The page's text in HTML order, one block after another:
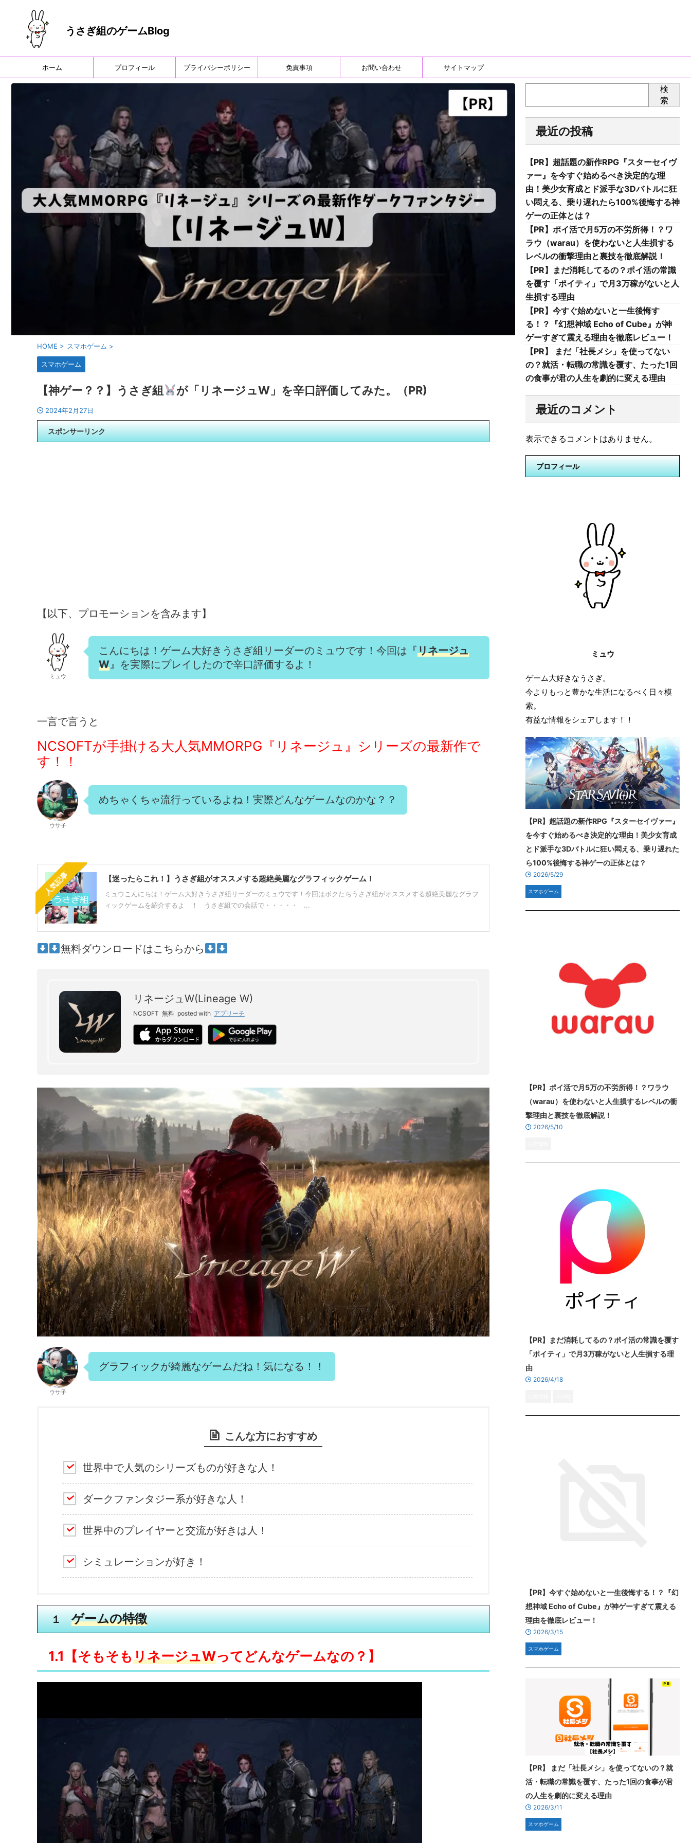
うさぎ組のゲームBlog
ホーム プロフィール プライバシーポリシー 免責事項 お問い合わせ サイトマップ
HOME > スマホゲーム >
スマホゲーム
【神ゲー？？】うさぎ組 が「リネージュW」を辛口評価してみた。（PR)
2024年2月27日
スポンサーリンク
【以下、プロモーションを含みます】
ミュウ
こんにちは！ゲーム大好きうさぎ組リーダーのミュウです！今回は『リネージュ
W』を実際にプレイしたので辛口評価するよ！
一言で言うと
NCSOFTが手掛ける大人気MMORPG『リネージュ』シリーズの最新作で
す！！
ウサ子
めちゃくちゃ流行っているよね！実際どんなゲームなのかな？？
人気記事 【迷ったらこれ！】うさぎ組がオススメする超絶美麗なグラフィックゲーム！
ミュウこんにちは！ゲーム大好きうさぎ組リーダーのミュウです！今回はボクたちうさぎ組がオススメする超絶美麗なグラフ
ィックゲームを紹介するよ ！ うさぎ組での会話で・・・・・ ...
無料ダウンロードはこちらから
リネージュW(Lineage W)
NCSOFT 無料 posted with アプリーチ
ウサ子
グラフィックが綺麗なゲームだね！気になる！！
こんな方におすすめ
世界中で人気のシリーズものが好きな人！
ダークファンタジー系が好きな人！
世界中のプレイヤーと交流が好きは人！
シミュレーションが好き！
１ゲームの特徴
1.1【そもそもリネージュWってどんなゲームなの？】
検
索
最近の投稿
【PR】超話題の新作RPG『スターセイヴ
ァー』を今すぐ始めるべき決定的な理
由！美少女育成とド派手な3Dバトルに狂
い悶える、乗り遅れたら100%後悔する神
ゲーの正体とは？
【PR】ポイ活で月5万の不労所得！？ワ
ラウ（warau）を使わないと人生損する
レベルの衝撃理由と裏技を徹底解説！
【PR】まだ消耗してるの？ポイ活の常識
を覆す「ポイティ」で月3万稼がないと人
生損する理由
【PR】今すぐ始めないと一生後悔す
る！？『幻想神域 Echo of Cube』が神
ゲーすぎて震える理由を徹底レビュー！
【PR】 まだ「社長メシ」を使ってない
の？就活・転職の常識を覆す、たった1回
の食事が君の人生を劇的に変える理由
最近のコメント
表示できるコメントはありません。
プロフィール
ミュウ
ゲーム大好きなうさぎ。
今よりもっと豊かな生活になるべく日々模
索。
有益な情報をシェアします！！
【PR】超話題の新作RPG『スターセイヴァー』
を今すぐ始めるべき決定的な理由！美少女育成
とド派手な3Dバトルに狂い悶える、乗り遅れた
ら100%後悔する神ゲーの正体とは？
2026/5/29
スマホゲーム
【PR】ポイ活で月5万の不労所得！？ワラウ
（warau）を使わないと人生損するレベルの衝
撃理由と裏技を徹底解説！
2026/5/10
【PR】まだ消耗してるの？ポイ活の常識を覆す
「ポイティ」で月3万稼がないと人生損する理
由
2026/4/18
【PR】今すぐ始めないと一生後悔する！？『幻
想神域 Echo of Cube』が神ゲーすぎて震える
理由を徹底レビュー！
2026/3/15
スマホゲーム
【PR】 まだ「社長メシ」を使ってないの？就
活・転職の常識を覆す、たった1回の食事が君
の人生を劇的に変える理由
2026/3/11
スマホゲーム